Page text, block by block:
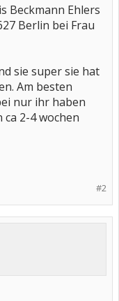
Beckmann Ehlers
Berlin bei Frau
sie super sie hat
Am besten
nur ihr haben
2-4 wochen
#2